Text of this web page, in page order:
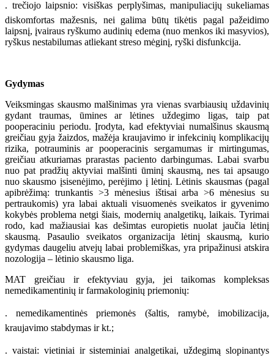
. trečiojo laipsnio: visiškas perplyšimas, manipuliacijų sukeliamas
diskomfortas mažesnis, nei galima būtų tikėtis pagal pažeidimo
laipsnį, įvairaus ryškumo audinių edema (nuo menkos iki masyvios),
ryškus nestabilumas atliekant streso mėginį, ryški disfunkcija.
Gydymas
Veiksmingas skausmo malšinimas yra vienas svarbiausių uždavinių
gydant traumas, ūmines ar lėtines uždegimo ligas, taip pat
pooperaciniu periodu. Įrodyta, kad efektyviai numalšinus skausmą
greičiau gyja žaizdos, mažėja kraujavimo ir infekcinių komplikacijų
rizika, potrauminis ar pooperacinis sergamumas ir mirtingumas,
greičiau atkuriamas prarastas paciento darbingumas. Labai svarbu
nuo pat pradžių aktyviai malšinti ūminį skausmą, nes tai apsaugo
nuo skausmo įsisenėjimo, perėjimo į lėtinį. Lėtinis skausmas (pagal
apibrėžimą: trunkantis >3 mėnesius ištisai arba >6 mėnesius su
pertraukomis) yra labai aktuali visuomenės sveikatos ir gyvenimo
kokybės problema netgi šiais, modernių analgetikų, laikais. Tyrimai
rodo, kad mažiausiai kas dešimtas europietis nuolat jaučia lėtinį
skausmą. Pasaulio sveikatos organizacija lėtinį skausmą, kurio
gydymas daugeliu atvejų labai problemiškas, yra pripažinusi atskira
nozologija – lėtinio skausmo liga.
MAT greičiau ir efektyviau gyja, jei taikomas kompleksas
nemedikamentinių ir farmakologinių priemonių:
. nemedikamentinės priemonės (šaltis, ramybė, imobilizacija,
kraujavimo stabdymas ir kt.;
. vaistai: vietiniai ir sisteminiai analgetikai, uždegimą slopinantys